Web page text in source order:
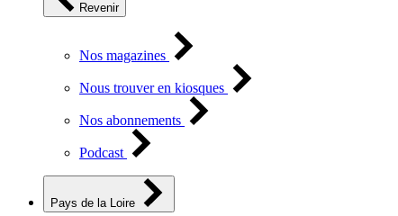
Revenir
Nos magazines
Nous trouver en kiosques
Nos abonnements
Podcast
Pays de la Loire